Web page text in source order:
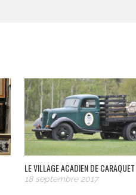
LE VILLAGE ACADIEN DE CARAQUET
18 septembre 2017